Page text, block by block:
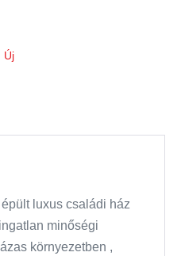
Új
luxus családi ház
minőségi
környezetben ,